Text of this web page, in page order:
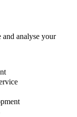
analyse your